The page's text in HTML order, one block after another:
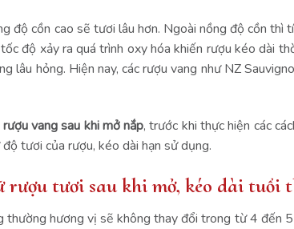
độ cồn cao sẽ tươi lâu hơn. Ngoài nồng độ cồn thì
độ xảy ra quá trình oxy hóa khiến rượu kéo dài
lâu hỏng. Hiện nay, các rượu vang như NZ
vang sau khi mở nắp, trước khi thực hiện các
tươi của rượu, kéo dài hạn sử dụng.
rượu tươi sau khi mở, kéo dài tuổi
thường hương vị sẽ không thay đổi trong từ 4 đến